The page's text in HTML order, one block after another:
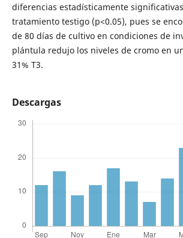
diferencias estadísticamente
tratamiento testigo (p<0.05), pues se
de 80 días de cultivo en condiciones de
plántula redujo los niveles de cromo en
31% T3.
Descargas